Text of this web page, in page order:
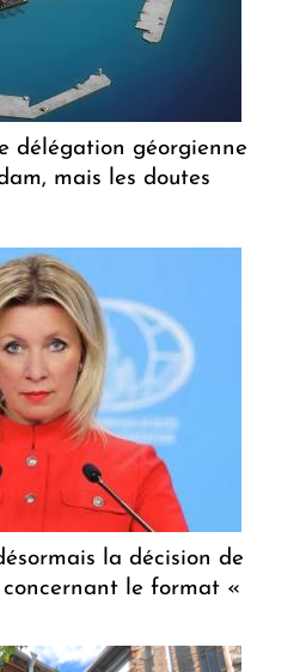
délégation géorgienne
mais les doutes
la décision de
concernant le format «